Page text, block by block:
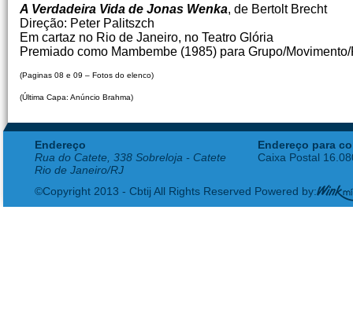
A Verdadeira Vida de Jonas Wenka, de Bertolt Brecht
Direção: Peter Palitszch
Em cartaz no Rio de Janeiro, no Teatro Glória
Premiado como Mambembe (1985) para Grupo/
(Paginas 08 e 09 – Fotos do elenco)
(Última Capa: Anúncio Brahma)
Endereço
Rua do Catete, 338 Sobreloja - Catete
Rio de Janeiro/RJ
Endereço para
Caixa Postal
©Copyright 2013 - Cbtij All Rights Reserved Powered by: